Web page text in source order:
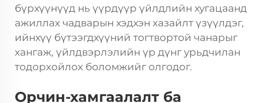
бүрхүүнүүд нь үүрдүүр үйлдлийн хугацаанд
ажиллах чадварын хэдхэн хазайлт үзүүлдэг,
ийнхүү бүтээгдхүүний тогтвортой чанарыг
хангаж, үйлдвэрлэлийн үр дүнг урьдчилан
тодорхойлох боломжийг олгодог.
Орчин-хамгаалалт ба